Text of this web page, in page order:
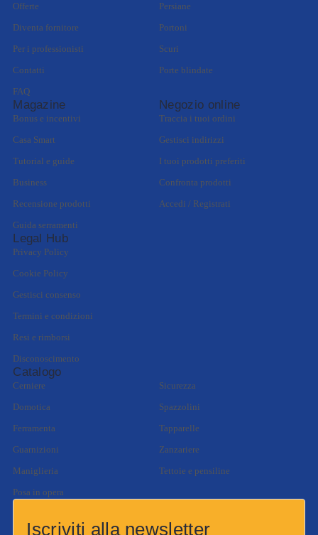
Offerte
Diventa fornitore
Per i professionisti
Contatti
FAQ
Persiane
Portoni
Scuri
Porte blindate
Magazine
Bonus e incentivi
Casa Smart
Tutorial e guide
Business
Recensione prodotti
Guida serramenti
Negozio online
Traccia i tuoi ordini
Gestisci indirizzi
I tuoi prodotti preferiti
Confronta prodotti
Accedi / Registrati
Legal Hub
Privacy Policy
Cookie Policy
Gestisci consenso
Termini e condizioni
Resi e rimborsi
Disconoscimento
Catalogo
Cerniere
Domotica
Ferramenta
Guarnizioni
Maniglieria
Posa in opera
Sicurezza
Spazzolini
Tapparelle
Zanzariere
Tettoie e pensiline
Iscriviti alla newsletter